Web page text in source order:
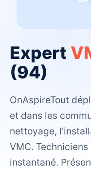
Expert
(94)
OnAspireTout
et dans les
nettoyage,
VMC.
instantané.